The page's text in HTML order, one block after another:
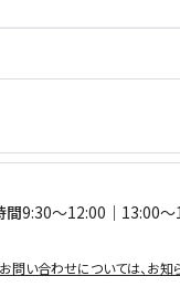
間9:30〜12:00｜13:00〜
問い合わせについては、お知